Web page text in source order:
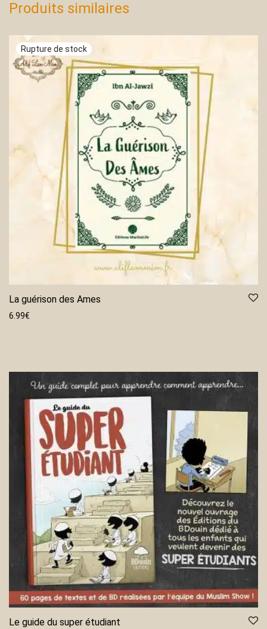
Produits similaires
La guérison des Ames
6.99€
Le guide du super étudiant